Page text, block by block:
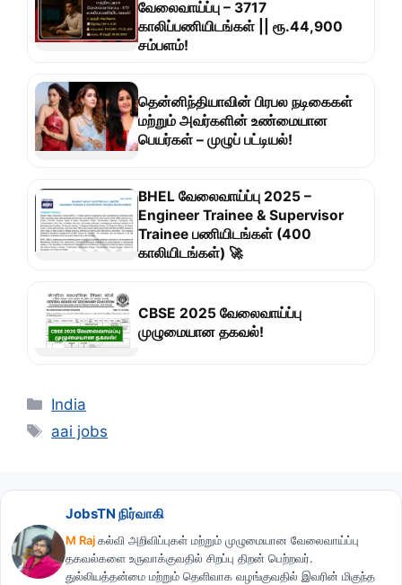
வேலைவாய்ப்பு – 3717
காலிப்பணியிடங்கள் || ரூ.44,900
சம்பளம்!
தென்னிந்தியாவின் பிரபல நடிகைகள்
மற்றும் அவர்களின் உண்மையான
பெயர்கள் – முழுப் பட்டியல்!
BHEL வேலைவாய்ப்பு 2025 –
Engineer Trainee & Supervisor
Trainee பணியிடங்கள் (400
காலியிடங்கள்) 🚀
CBSE 2025 வேலைவாய்ப்பு
முழுமையான தகவல்!
Categories
India
Tags
aai jobs
JobsTN நிர்வாகி
M Rajகல்வி அறிவிப்புகள் மற்றும் முழுமையான வேலைவாய்ப்பு
தகவல்களை உருவாக்குவதில் சிறப்பு திறன் பெற்றவர்.
துல்லியத்தன்மை மற்றும் தெளிவாக வழங்குவதில் இவரின் மிகுந்த